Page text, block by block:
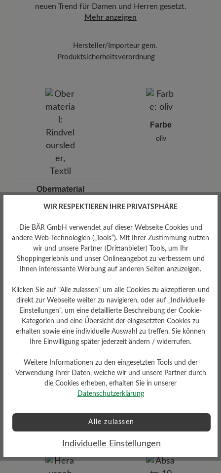
neuen Trend für Damen und Herren gesetzt.
Mehr anzeigen
Hersteller/Importeur gem.
Produktsicherheitsverordnung
Pleidelsheimer Str. 15/1, 74321 Bietigheim-Bissingen,
E-mail:
Telefon: 0800 51 65 65 56 (gebührenfrei)
Obermaterial
Rindveloursleder, Textil
Farbe
oliv
Futter
Textilfutter/Ferse Textilfutter
Passform
(H) - Für normale bis kräftige
WIR RESPEKTIEREN IHRE PRIVATSPHÄRE
Die BÄR GmbH verwendet auf dieser Webseite Cookies und
andere Web-Technologien („Tools“). Mit Ihrer Zustimmung nutzen
wir und unsere Partner (Drittanbieter) Tools, um Ihr
Shoppingerlebnis und unser Onlineangebot zu verbessern und
Ihnen interessante Werbung auf anderen Seiten anzuzeigen.
Klicken Sie auf "Alle zulassen" um alle Cookies zu akzeptieren und
direkt zur Webseite weiter zu navigieren, oder auf „Individuelle
Einstellungen“, um eine detaillierte Beschreibung der Cookie-
Kategorien und eine Übersicht der eingesetzten Cookies zu
erhalten sowie eine individuelle Auswahl zu treffen. Sie können
Ihre Einwilligung später jederzeit ändern / widerrufen.
Weitere Informationen zu den eingesetzten Tools und der
Verwendung Ihrer Daten, welche wir und unsere Partner durch
die Cookies erheben, erhalten Sie in unserer
Datenschutzerklärung
Alle zulassen
Individuelle Einstellungen